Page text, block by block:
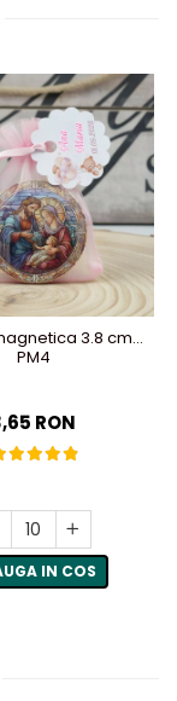
3.8 cm
PM4
RON
IN COS